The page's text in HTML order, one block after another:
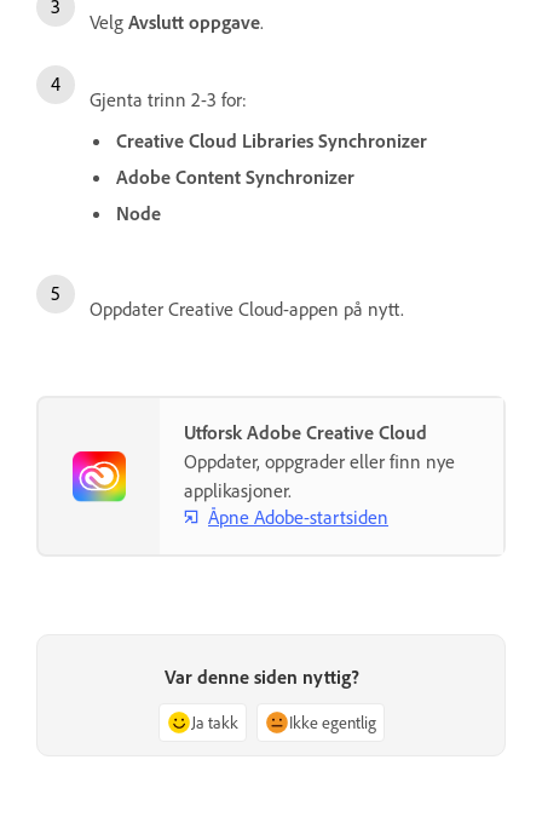
Velg Avslutt oppgave.
Gjenta trinn 2-3 for:
Creative Cloud Libraries Synchronizer
Adobe Content Synchronizer
Node
Oppdater Creative Cloud-appen på nytt.
Utforsk Adobe Creative Cloud
Oppdater, oppgrader eller finn nye
applikasjoner.
Åpne Adobe-startsiden
Var denne siden nyttig?
Ja takk Ikke egentlig